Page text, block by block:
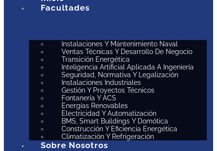
Facultades
Instalaciones Y Mantenimiento Naval
Ventas Técnicas Y Desarrollo De Negocio
Transición Energética
Inteligencia Artificial Aplicada A Ingeniería
Seguridad, Normativa Y Legalización
Instalaciones Industriales
Gestión Y Proyectos Técnicos
Fontanería Y ACS
Energías Renovables
Electricidad Y Automatización
BMS, Smart Buildings Y Domótica
Construcción Y Eficiencia Energética
Climatización Y Refrigeración
Sobre Nosotros